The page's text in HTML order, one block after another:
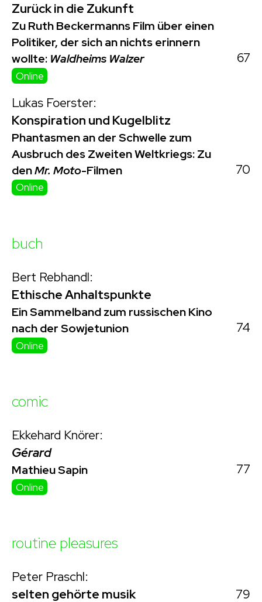
Zurück in die Zukunft
Zu Ruth Beckermanns Film über einen
Politiker, der sich an nichts erinnern
wollte: Waldheims Walzer
Online
67
Lukas Foerster:
Konspiration und Kugelblitz
Phantasmen an der Schwelle zum
Ausbruch des Zweiten Weltkriegs: Zu
denMr. Moto-Filmen
Online
70
buch
Bert Rebhandl:
Ethische Anhaltspunkte
Ein Sammelband zum russischen Kino
nach der Sowjetunion
Online
74
comic
Ekkehard Knörer:
Gérard
Mathieu Sapin
Online
77
routine pleasures
Peter Praschl:
selten gehörte musik
79